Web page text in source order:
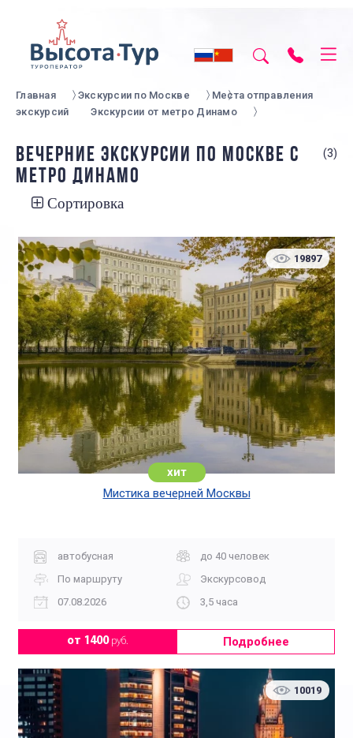
Главная Экскурсии по Москве
Места отправления
экскурсий
Экскурсии от метро Динамо
ВЕЧЕРНИЕ ЭКСКУРСИИ ПО МОСКВЕ С
МЕТРО ДИНАМО
(3)
Сортировка
19897
хит
Мистика вечерней Москвы
автобусная
до 40 человек
По маршруту
Экскурсовод
07.08.2026
3,5 часа
от 1400руб. Подробнее
10019